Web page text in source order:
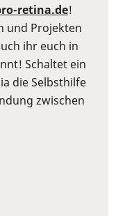
retina.de!
und Projekten
ihr euch in
Schaltet ein
die Selbsthilfe
zwischen